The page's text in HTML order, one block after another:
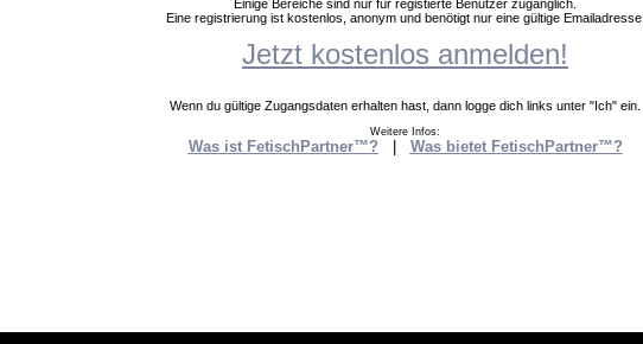
Einige Bereiche sind nur für registierte Benutzer zugänglich.
Eine registrierung ist kostenlos, anonym und benötigt nur eine gültige Emailadresse.
Jetzt kostenlos anmelden!
Wenn du gültige Zugangsdaten erhalten hast, dann logge dich links unter "Ich" ein.
Weitere Infos:
Was ist FetischPartner™? Was bietet FetischPartner™?